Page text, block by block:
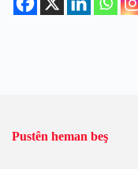
Pustên heman beş